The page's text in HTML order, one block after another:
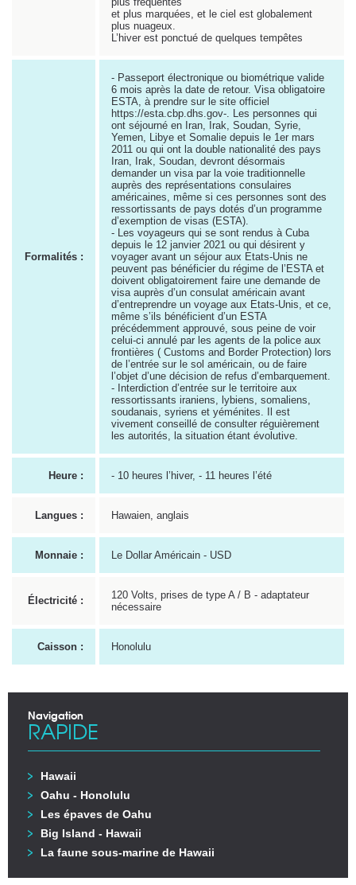
et plus marquées, et le ciel est globalement
plus nuageux.
L’hiver est ponctué de quelques tempêtes
Formalités :
- Passeport électronique ou biométrique valide
6 mois après la date de retour. Visa obligatoire
ESTA, à prendre sur le site officiel
https://esta.cbp.dhs.gov-. Les personnes qui
ont séjourné en Iran, Irak, Soudan, Syrie,
Yemen, Libye et Somalie depuis le 1er mars
2011 ou qui ont la double nationalité des pays
Iran, Irak, Soudan, devront désormais
demander un visa par la voie traditionnelle
auprès des représentations consulaires
américaines, même si ces personnes sont des
ressortissants de pays dotés d’un programme
d’exemption de visas (ESTA).
- Les voyageurs qui se sont rendus à Cuba
depuis le 12 janvier 2021 ou qui désirent y
voyager avant un séjour aux Etats-Unis ne
peuvent pas bénéficier du régime de l’ESTA et
doivent obligatoirement faire une demande de
visa auprès d’un consulat américain avant
d’entreprendre un voyage aux Etats-Unis, et ce,
même s’ils bénéficient d’un ESTA
précédemment approuvé, sous peine de voir
celui-ci annulé par les agents de la police aux
frontières ( Customs and Border Protection) lors
de l’entrée sur le sol américain, ou de faire
l’objet d’une décision de refus d’embarquement.
- Interdiction d’entrée sur le territoire aux
ressortissants iraniens, lybiens, somaliens,
soudanais, syriens et yéménites. Il est
vivement conseillé de consulter réguièrement
les autorités, la situation étant évolutive.
Heure : - 10 heures l’hiver, - 11 heures l’été
Langues : Hawaien, anglais
Monnaie : Le Dollar Américain - USD
Électricité :
120 Volts, prises de type A / B - adaptateur
nécessaire
Caisson : Honolulu
Navigation
RAPIDE
Hawaii
Oahu - Honolulu
Les épaves de Oahu
Big Island - Hawaii
La faune sous-marine de Hawaii